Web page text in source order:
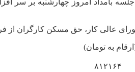
سال 95، همچنان 20 هزار تومان، حق بن نقدی 110 هزار تومان و سنوات روزانه
۸۱۲۱۶۴